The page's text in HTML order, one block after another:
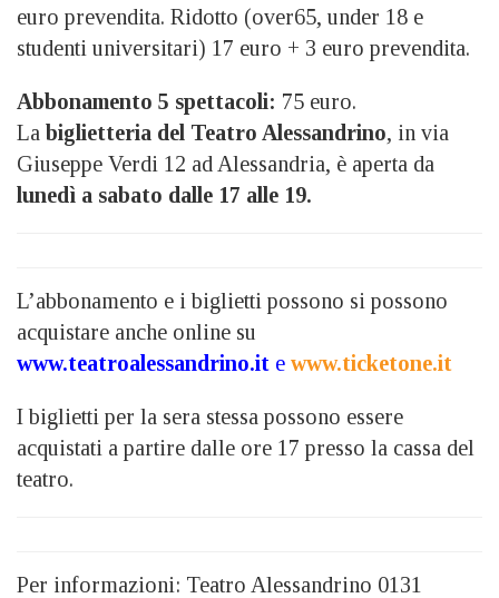
euro prevendita. Ridotto (over65, under 18 e
studenti universitari) 17 euro + 3 euro prevendita.
Abbonamento 5 spettacoli: 75 euro.
La biglietteria del Teatro Alessandrino, in via
Giuseppe Verdi 12 ad Alessandria, è aperta da
lunedì a sabato dalle 17 alle 19.
L’abbonamento e i biglietti possono si possono
acquistare anche online su
www.teatroalessandrino.it e www.ticketone.it
I biglietti per la sera stessa possono essere
acquistati a partire dalle ore 17 presso la cassa del
teatro.
Per informazioni: Teatro Alessandrino 0131